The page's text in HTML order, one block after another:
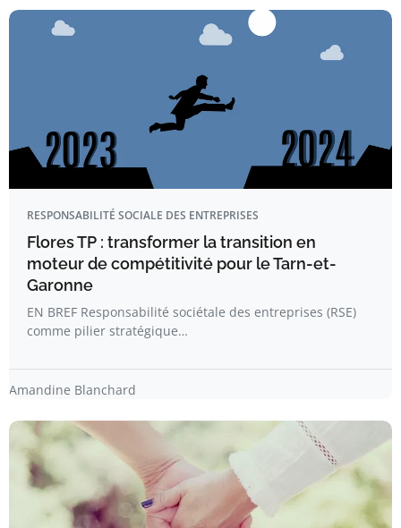
RESPONSABILITÉ SOCIALE DES ENTREPRISES
Flores TP : transformer la transition en
moteur de compétitivité pour le Tarn-et-
Garonne
EN BREF Responsabilité sociétale des entreprises (RSE)
comme pilier stratégique…
Amandine Blanchard